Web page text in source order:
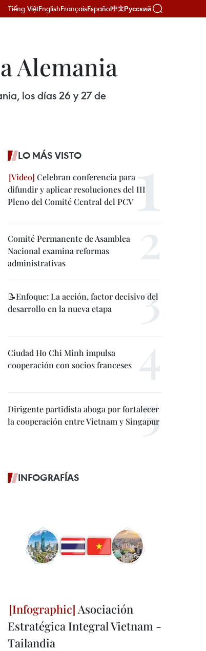
Tiếng ViệtEnglishFrançaisEspañol中文Русский
Alemania
los días 26 y 27 de
LO MÁS VISTO
Celebran conferencia para
difundir y aplicar resoluciones del III
Pleno del Comité Central del PCV
Comité Permanente de Asamblea
Nacional examina reformas
administrativas
📝Enfoque: La acción, factor decisivo del
desarrollo en la nueva etapa
Ciudad Ho Chi Minh impulsa
cooperación con socios franceses
Dirigente partidista aboga por fortalecer
la cooperación entre Vietnam y Singapur
INFOGRAFÍAS
Asociación
Estratégica Integral Vietnam -
Tailandia